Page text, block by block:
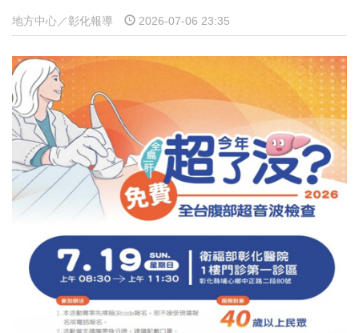
地方中心／彰化報導 2026-07-06 23:35